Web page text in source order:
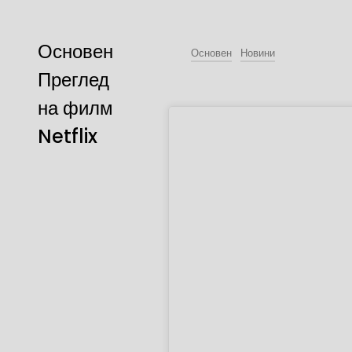
Основен
Преглед
на филм
Netflix
Основен Новини